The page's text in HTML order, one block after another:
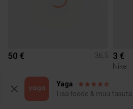
50 € 36,5 3 €
Nike
2
Yaga
Lisa toode & müü tasuta